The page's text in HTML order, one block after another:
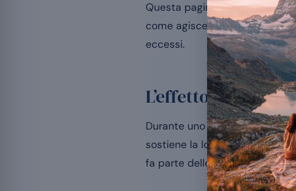
Questa pagina sviluppa uno
come agisce sulla riparazione
eccessi.
L’effetto della
Durante uno sforzo, le fibre
sostiene la loro riparazione e
fa parte delle